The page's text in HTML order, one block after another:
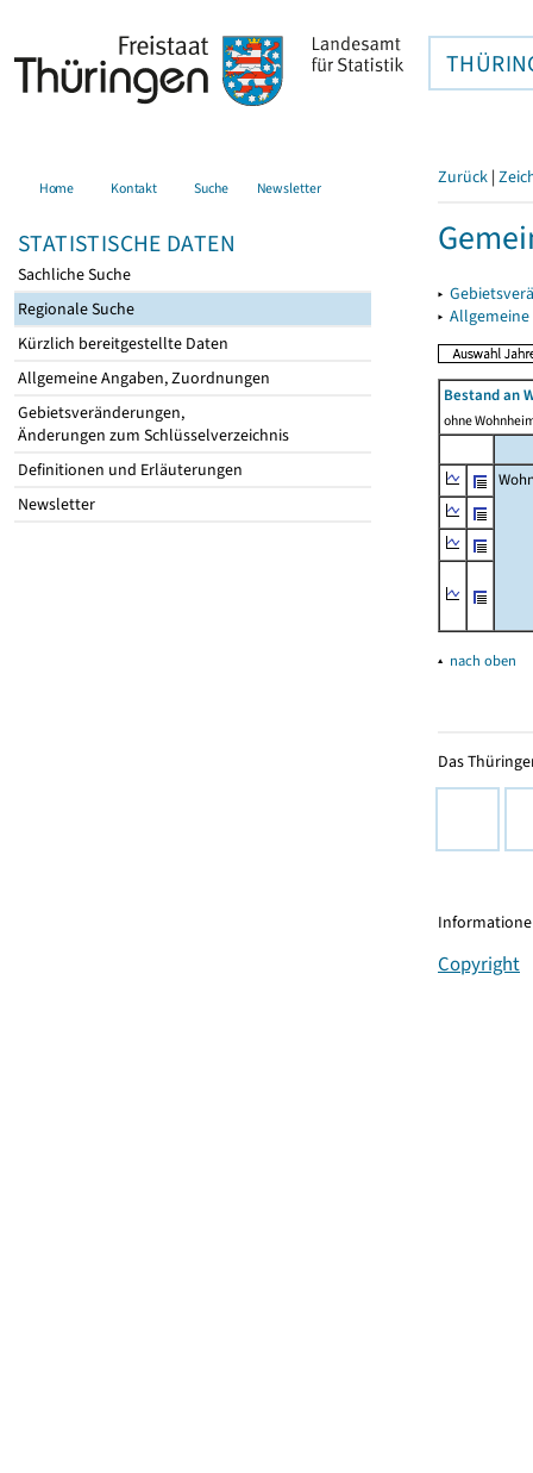
Home Kontakt Suche Newsletter
STATISTISCHE DATEN
Sachliche Suche
Regionale Suche
Kürzlich bereitgestellte Daten
Allgemeine Angaben, Zuordnungen
Gebietsveränderungen,
Änderungen zum Schlüsselverzeichnis
Definitionen und Erläuterungen
Newsletter
Zurück |
▸
▸
Bestand an
ohne
▴ nach oben
Das
Copyright